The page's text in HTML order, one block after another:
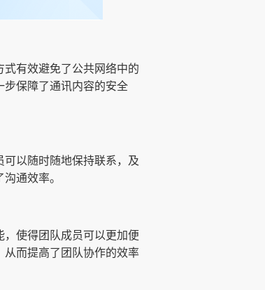
有效避免了公共网络中的
步保障了通讯内容的安全
以随时随地保持联系，及
通效率。
使得团队成员可以更加便
而提高了团队协作的效率